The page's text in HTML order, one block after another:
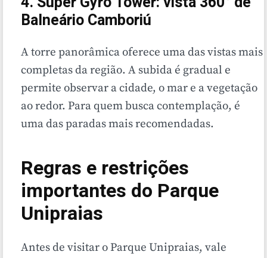
Balneário Camboriú
A torre panorâmica oferece uma das vistas mais
completas da região. A subida é gradual e
permite observar a cidade, o mar e a vegetação
ao redor. Para quem busca contemplação, é
uma das paradas mais recomendadas.
Regras e restrições
importantes do Parque
Unipraias
Antes de visitar o Parque Unipraias, vale